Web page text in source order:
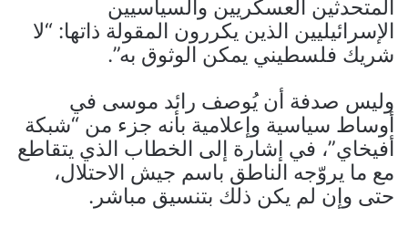
المتحدثين العسكريين والسياسيين
الإسرائيليين الذين يكررون المقولة ذاتها: “لا
شريك فلسطيني يمكن الوثوق به”.
وليس صدفة أن يُوصف رائد موسى في
أوساط سياسية وإعلامية بأنه جزء من “شبكة
أفيخاي”، في إشارة إلى الخطاب الذي يتقاطع
مع ما يروّجه الناطق باسم جيش الاحتلال،
حتى وإن لم يكن ذلك بتنسيق مباشر.